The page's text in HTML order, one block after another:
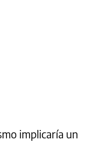
implicaría un